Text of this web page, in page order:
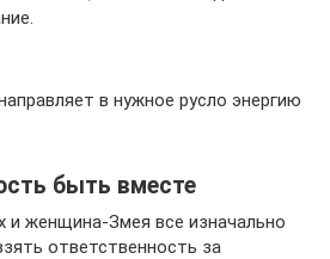
в нужное русло энергию
быть вместе
и женщина-Змея все изначально
ответственность за